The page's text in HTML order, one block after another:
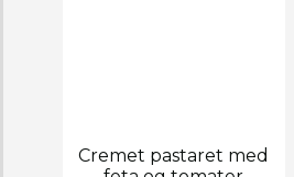
Cremet pastaret med